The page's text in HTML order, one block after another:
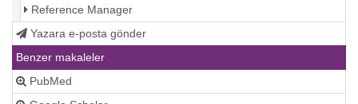
Reference Manager
Yazara e-posta gönder
Benzer makaleler
PubMed